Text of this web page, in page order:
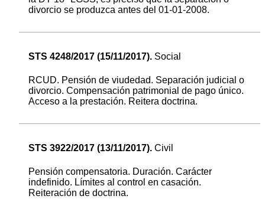
divorcio se produzca antes del 01-01-2008.
STS 4248/2017 (15/11/2017). Social
RCUD. Pensión de viudedad. Separación judicial o
divorcio. Compensación patrimonial de pago único.
Acceso a la prestación. Reitera doctrina.
STS 3922/2017 (13/11/2017). Civil
Pensión compensatoria. Duración. Carácter
indefinido. Límites al control en casación.
Reiteración de doctrina.